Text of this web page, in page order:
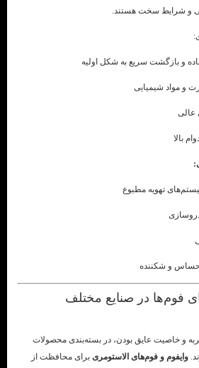
و شرایط سخت هستند.
و بازگشت سریع به شکل اولیه
و مواد شیمیایی
عالی
بالا
تهویه مطبوع
حساس و شکننده
فوم‌ها در صنایع مختلف
و خاصیت عایق بودن، در بسته‌بندی محصولات
وایفوم و فوم‌های الاستومری برای محافظت از